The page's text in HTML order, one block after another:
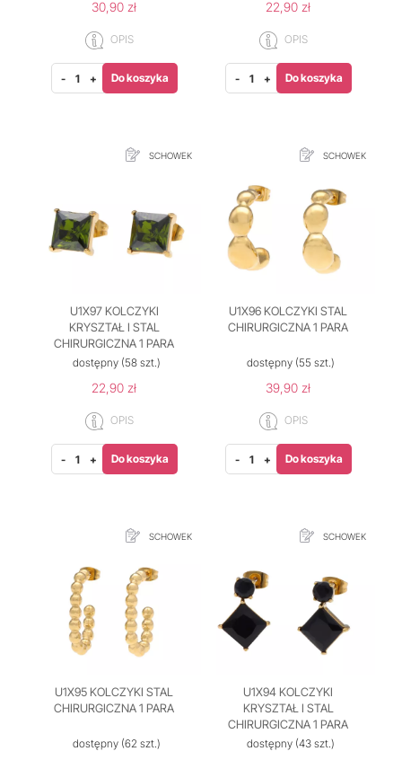
30,90 zł
OPIS
- + Do koszyka
22,90 zł
OPIS
- + Do koszyka
SCHOWEK
U1X97 KOLCZYKI
KRYSZTAŁ I STAL
CHIRURGICZNA 1 PARA
dostępny(58 szt.)
22,90 zł
OPIS
- + Do koszyka
SCHOWEK
U1X96 KOLCZYKI STAL
CHIRURGICZNA 1 PARA
dostępny(55 szt.)
39,90 zł
OPIS
- + Do koszyka
SCHOWEK
U1X95 KOLCZYKI STAL
CHIRURGICZNA 1 PARA
dostępny(62 szt.)
SCHOWEK
U1X94 KOLCZYKI
KRYSZTAŁ I STAL
CHIRURGICZNA 1 PARA
dostępny(43 szt.)